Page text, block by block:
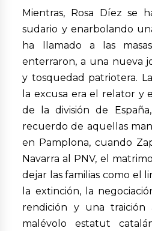
Mientras, Rosa Díez se
sudario y enarbolando
ha llamado a las
enterraron, a una nueva
y tosquedad patriotera.
la excusa era el relator y
de la división de
recuerdo de aquellas
en Pamplona, cuando
Navarra al PNV, el
dejar las familias como el
la extinción, la
rendición y una traición
malévolo estatut